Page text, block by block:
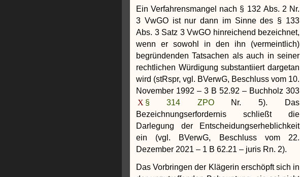
Ein Verfahrensmangel nach § 132 Abs. 2 Nr.
3 VwGO ist nur dann im Sinne des § 133
Abs. 3 Satz 3 VwGO hinreichend bezeichnet,
wenn er sowohl in den ihn (vermeintlich)
begründenden Tatsachen als auch in seiner
rechtlichen Würdigung substantiiert dargetan
wird (stRspr, vgl. BVerwG, Beschluss vom 10.
November 1992 – 3 B 52.92 – Buchholz 303
§ 314 ZPO
Nr. 5). Das
Bezeichnungserfordernis schließt die
Darlegung der Entscheidungserheblichkeit
ein (vgl. BVerwG, Beschluss vom 22.
Dezember 2021 – 1 B 62.21 – juris Rn. 2).
Das Vorbringen der Klägerin erschöpft sich in